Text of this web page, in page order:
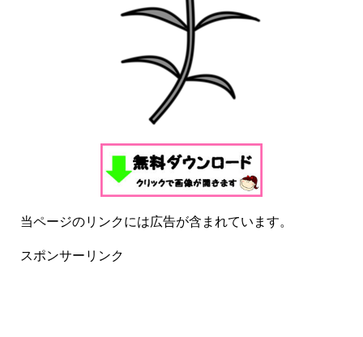
当ページのリンクには広告が含まれています。
スポンサーリンク